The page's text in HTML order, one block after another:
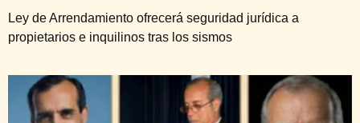
Ley de Arrendamiento ofrecerá seguridad jurídica a
propietarios e inquilinos tras los sismos